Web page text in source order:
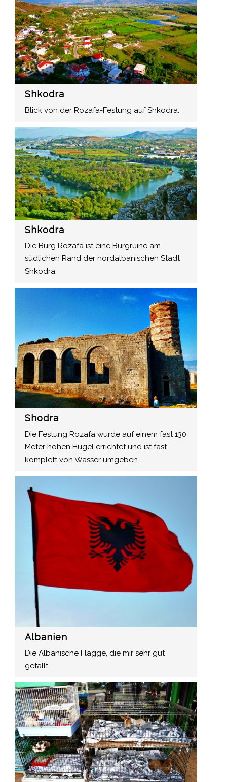
Shkodra
Blick von der Rozafa-Festung auf Shkodra.
Shkodra
Die Burg Rozafa ist eine Burgruine am
südlichen Rand der nordalbanischen Stadt
Shkodra.
Shodra
Die Festung Rozafa wurde auf einem fast 130
Meter hohen Hügel errichtet und ist fast
komplett von Wasser umgeben.
Albanien
Die Albanische Flagge, die mir sehr gut
gefällt.